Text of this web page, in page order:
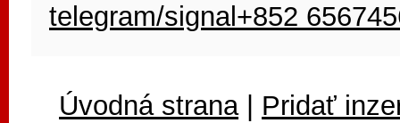
telegram/signal+852
Úvodná strana| Pridať